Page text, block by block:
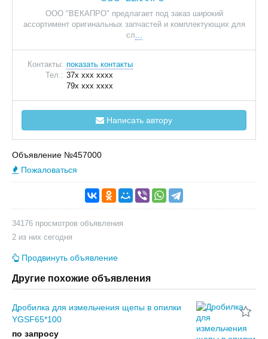
ООО "ВЕКАПРО" предлагает под заказ широкий
ассортимент оригинальных запчастей и комплектующих для
сл
Контакты: показать контакты
Тел.: 37x xxx xxxx
79x xxx xxxx
Написать автору
Объявление №457000
Пожаловаться
34176 просмотров объявления
2 из них сегодня
Продвинуть объявление
Другие похожие объявления
Дробилка для измельчения щепы в опилки
YGSF65*100
по запросу